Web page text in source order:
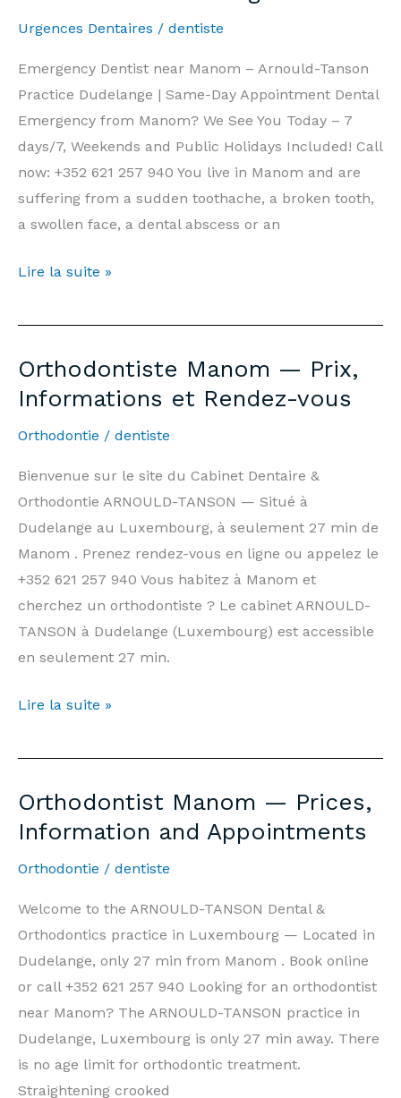
Fériés
|
Cabinet
Arnould-
Tanson
Luxembourg
Urgences Dentaires / dentiste
Emergency Dentist near Manom – Arnould-Tanson
Practice Dudelange | Same-Day Appointment Dental
Emergency from Manom? We See You Today – 7
days/7, Weekends and Public Holidays Included! Call
now: +352 621 257 940 You live in Manom and are
suffering from a sudden toothache, a broken tooth,
a swollen face, a dental abscess or an
Emergency
Manom
7
days/7,
Weekends
Public
Holidays
|
Arnould-
Tanson
Practice
Luxembourg
Lire la suite »
Orthodontiste Manom — Prix,
Informations et Rendez-vous
Orthodontie / dentiste
Bienvenue sur le site du Cabinet Dentaire &
Orthodontie ARNOULD-TANSON — Situé à
Dudelange au Luxembourg, à seulement 27 min de
Manom . Prenez rendez-vous en ligne ou appelez le
+352 621 257 940 Vous habitez à Manom et
cherchez un orthodontiste ? Le cabinet ARNOULD-
TANSON à Dudelange (Luxembourg) est accessible
en seulement 27 min.
Orthodontiste
—
Informations
et
Rendez-
Lire la suite »
Orthodontist Manom — Prices,
Information and Appointments
Orthodontie / dentiste
Welcome to the ARNOULD-TANSON Dental &
Orthodontics practice in Luxembourg — Located in
Dudelange, only 27 min from Manom . Book online
or call +352 621 257 940 Looking for an orthodontist
near Manom? The ARNOULD-TANSON practice in
Dudelange, Luxembourg is only 27 min away. There
is no age limit for orthodontic treatment.
Straightening crooked